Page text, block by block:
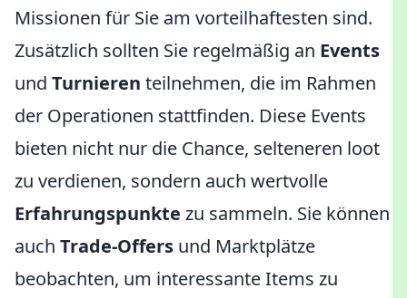
Missionen für Sie am vorteilhaftesten sind.
Zusätzlich sollten Sie regelmäßig an Events
und Turnieren teilnehmen, die im Rahmen
der Operationen stattfinden. Diese Events
bieten nicht nur die Chance, selteneren loot
zu verdienen, sondern auch wertvolle
Erfahrungspunkte zu sammeln. Sie können
auch Trade-Offers und Marktplätze
beobachten, um interessante Items zu